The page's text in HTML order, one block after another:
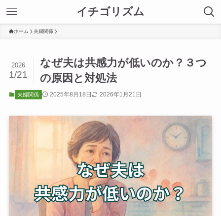
イチゴリズム
ホーム 夫婦関係
なぜ夫は共感力が低いのか？３つ
の原因と対処法
2026
1/21
夫婦関係 2025年8月18日 2026年1月21日